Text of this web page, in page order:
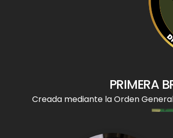
PRIMERA
Creada mediante la Orden